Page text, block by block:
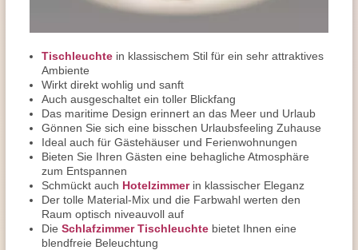
Tischleuchte in klassischem Stil für ein sehr attraktives
Ambiente
Wirkt direkt wohlig und sanft
Auch ausgeschaltet ein toller Blickfang
Das maritime Design erinnert an das Meer und Urlaub
Gönnen Sie sich eine bisschen Urlaubsfeeling Zuhause
Ideal auch für Gästehäuser und Ferienwohnungen
Bieten Sie Ihren Gästen eine behagliche Atmosphäre
zum Entspannen
Schmückt auch Hotelzimmerin klassischer Eleganz
Der tolle Material-Mix und die Farbwahl werten den
Raum optisch niveauvoll auf
Die Schlafzimmer Tischleuchte bietet Ihnen eine
blendfreie Beleuchtung